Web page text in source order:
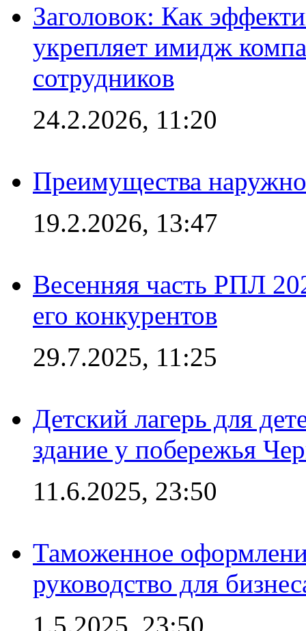
Заголовок: Как
укрепляет имидж
сотрудников
24.2.2026, 11:20
Преимущества
19.2.2026, 13:47
Весенняя часть РПЛ
его конкурентов
29.7.2025, 11:25
Детский лагерь для
здание у побережья
11.6.2025, 23:50
Таможенное
руководство для
1.5.2025, 23:50